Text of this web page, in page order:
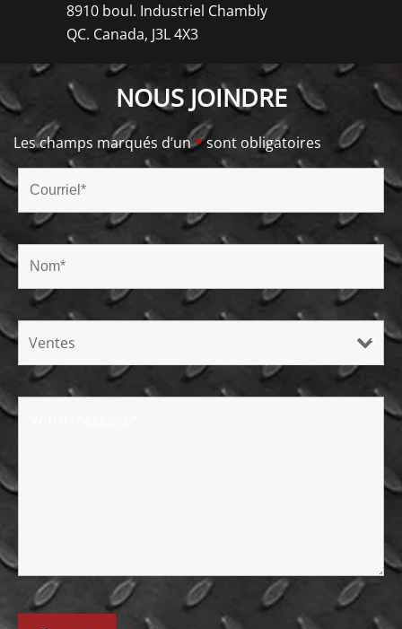
8910 boul. Industriel Chambly
QC. Canada, J3L 4X3
NOUS JOINDRE
Les champs marqués d’un*sont obligatoires